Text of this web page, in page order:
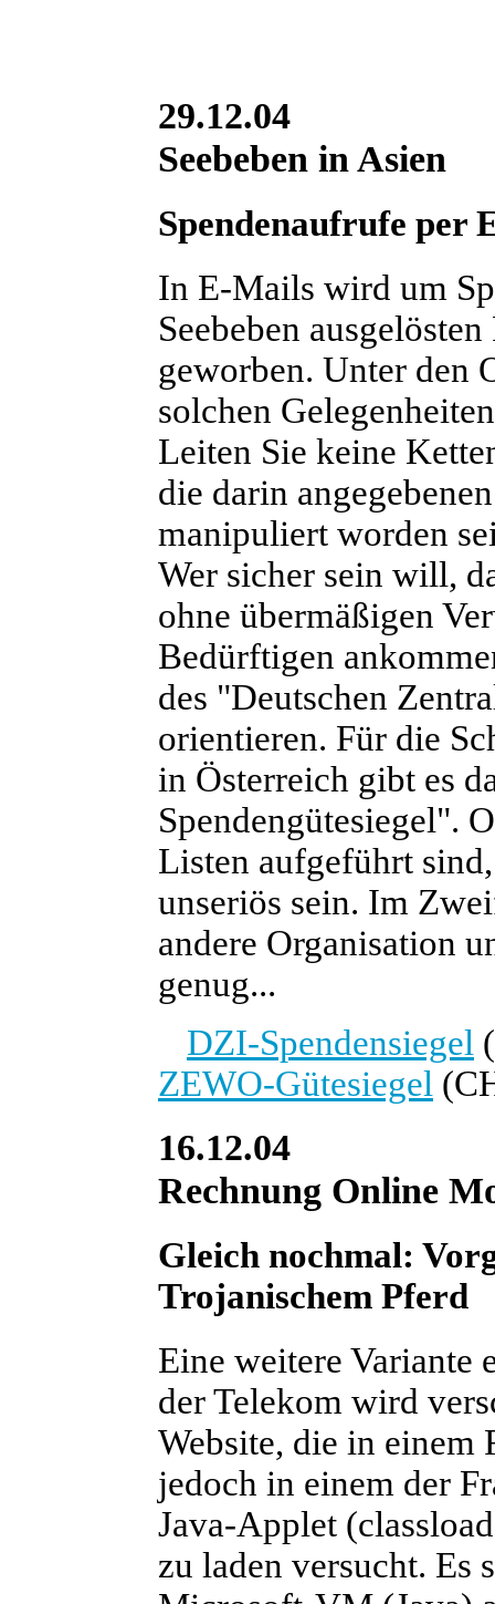
29.12.04
Seebeben in Asien
Spendenaufrufe per
In E-Mails wird um
Seebeben
geworben. Unter den
solchen
Leiten Sie keine
die darin
manipuliert worden
Wer sicher sein will,
ohne übermäßigen
Bedürftigen
des "Deutschen
orientieren. Für die
in Österreich gibt es
Spendengütesiegel".
Listen aufgeführt
unseriös sein. Im
andere Organisation
genug...
DZI-Spendensiegel
ZEWO-Gütesiegel
16.12.04
Rechnung Online
Gleich nochmal:
Trojanischem Pferd
Eine weitere Variante
der Telekom wird
Website, die in einem
jedoch in einem der
Java-Applet
zu laden versucht. Es